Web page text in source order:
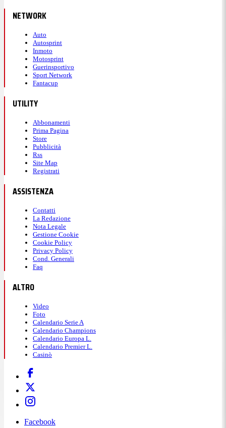
NETWORK
Auto
Autosprint
Inmoto
Motosprint
Guerinsportivo
Sport Network
Fantacup
UTILITY
Abbonamenti
Prima Pagina
Store
Pubblicità
Rss
Site Map
Registrati
ASSISTENZA
Contatti
La Redazione
Nota Legale
Gestione Cookie
Cookie Policy
Privacy Policy
Cond. Generali
Faq
ALTRO
Video
Foto
Calendario Serie A
Calendario Champions
Calendario Europa L.
Calendario Premier L.
Casinò
Facebook